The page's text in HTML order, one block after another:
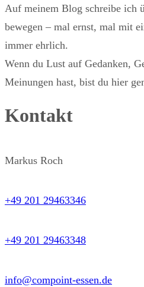
Auf meinem Blog schreibe ich
bewegen – mal ernst, mal mit
immer ehrlich.
Wenn du Lust auf Gedanken,
Meinungen hast, bist du hier
Kontakt
Markus Roch
+49 201 29463346
+49 201 29463348
info@compoint-essen.de